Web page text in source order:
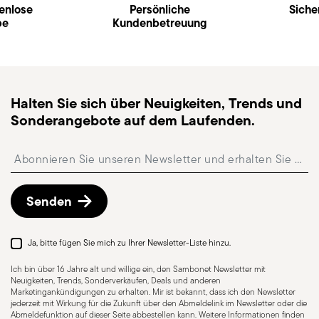
Spülmaschinenfest
Schneller Versand: für verfügbare Artikel beträgt
Abholstation : in Italien ist die Lieferung an eine
Abholstation möglich und kann beim Checkout
Kostenlose Rückgabe innerhalb von 30 Tagenab
Rückgaberichtlinien-Seite
Vorgehensweise.
Persönliche
Kundenbetreuung
Halten Sie sich über Neuigkeiten, Trends und
Sonderangebote auf dem Laufenden.
Senden
Ja, bitte fügen Sie mich zu Ihrer Newsletter-Liste hinzu.
Ich bin über 16 Jahre alt und willige ein, den Sambonet Newsletter mit
Neuigkeiten, Trends, Sonderverkäufen, Deals und anderen
Marketingankündigungen zu erhalten. Mir ist bekannt, dass ich den Newsletter
jederzeit mit Wirkung für die Zukunft über den Abmeldelink im Newsletter oder die
Abmeldefunktion auf dieser Seite abbestellen kann. Weitere Informationen finden